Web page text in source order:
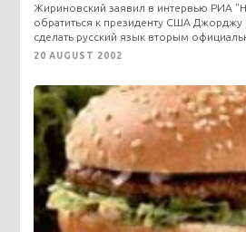
Жириновский заявил в интервью РИА
обратиться к президенту США
сделать русский язык вторым
20 AUGUST 2002